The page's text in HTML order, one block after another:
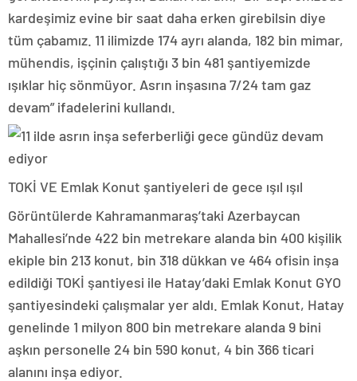
kardeşimiz evine bir saat daha erken girebilsin diye
tüm çabamız. 11 ilimizde 174 ayrı alanda, 182 bin mimar,
mühendis, işçinin çalıştığı 3 bin 481 şantiyemizde
ışıklar hiç sönmüyor. Asrın inşasına 7/24 tam gaz
devam” ifadelerini kullandı.
TOKİ VE Emlak Konut şantiyeleri de gece ışıl ışıl
Görüntülerde Kahramanmaraş’taki Azerbaycan
Mahallesi’nde 422 bin metrekare alanda bin 400 kişilik
ekiple bin 213 konut, bin 318 dükkan ve 464 ofisin inşa
edildiği TOKİ şantiyesi ile Hatay’daki Emlak Konut GYO
şantiyesindeki çalışmalar yer aldı. Emlak Konut, Hatay
genelinde 1 milyon 800 bin metrekare alanda 9 bini
aşkın personelle 24 bin 590 konut, 4 bin 366 ticari
alanını inşa ediyor.